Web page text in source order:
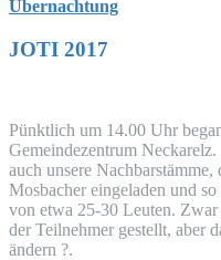
Übernachtung
JOTI 2017
Pünkt­lich um 14.00 Uhr
Gemein­de­zen­trum
auch unse­re
Mos­ba­cher ein­ge­la­den und
von etwa 25-30 Leu­ten.
der Teil­neh­mer gestellt, aber
ändern ?.